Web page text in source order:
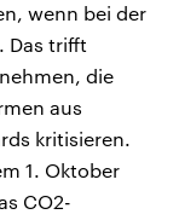
wenn bei der
Das trifft
die
aus
kritisieren.
1. Oktober
CO2-